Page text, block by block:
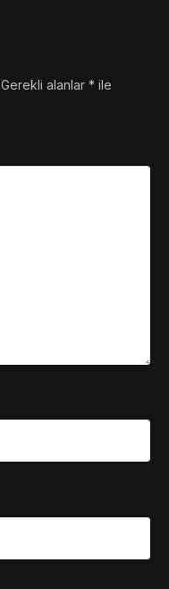
Gerekli alanlar* ile